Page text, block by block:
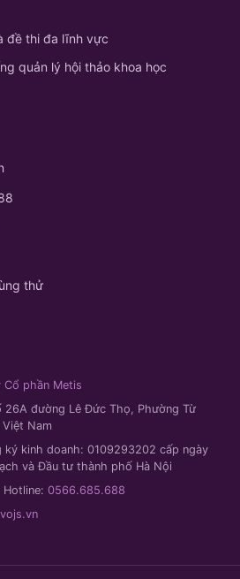
đề thi đa lĩnh vực
quản lý hội thảo khoa học
thử
Cổ phần Metis
26A đường Lê Đức Thọ, Phường Từ
Nam
ký kinh doanh: 0109293202 cấp ngày
và Đầu tư thành phố Hà Nội
0566.685.688